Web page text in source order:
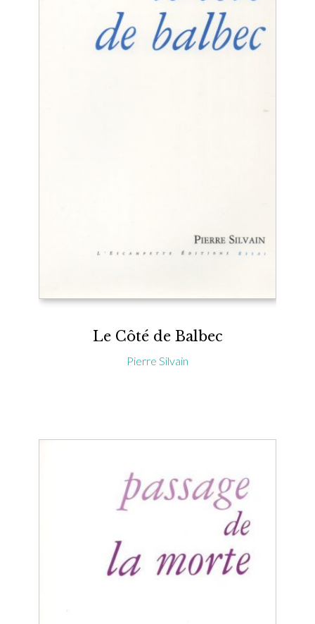
Le Côté de Balbec
Pierre Silvain